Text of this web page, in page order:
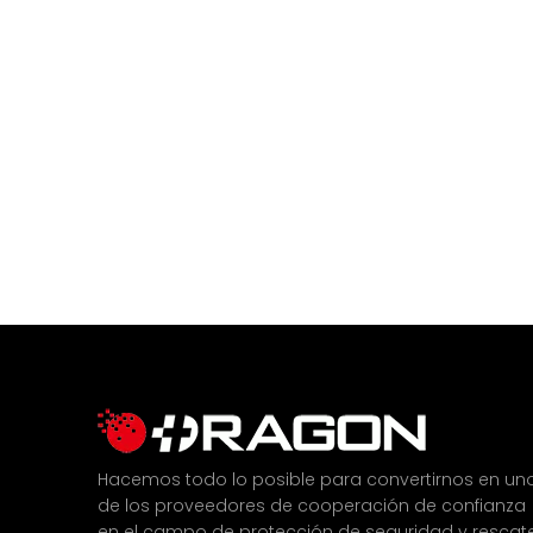
Hacemos todo lo posible para convertirnos en
de los proveedores de cooperación de confianza